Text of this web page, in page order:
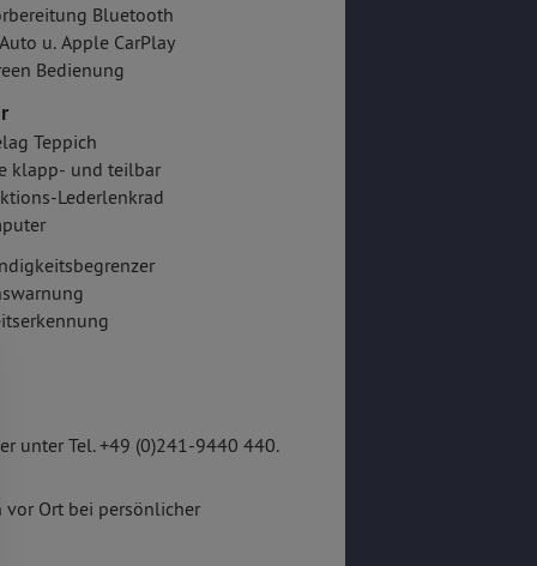
Bluetooth
u. Apple CarPlay
Bedienung
Teppich
klapp- und teilbar
Lederlenkrad
unter Tel. +49 (0)241-9440 440.
vor Ort bei persönlicher